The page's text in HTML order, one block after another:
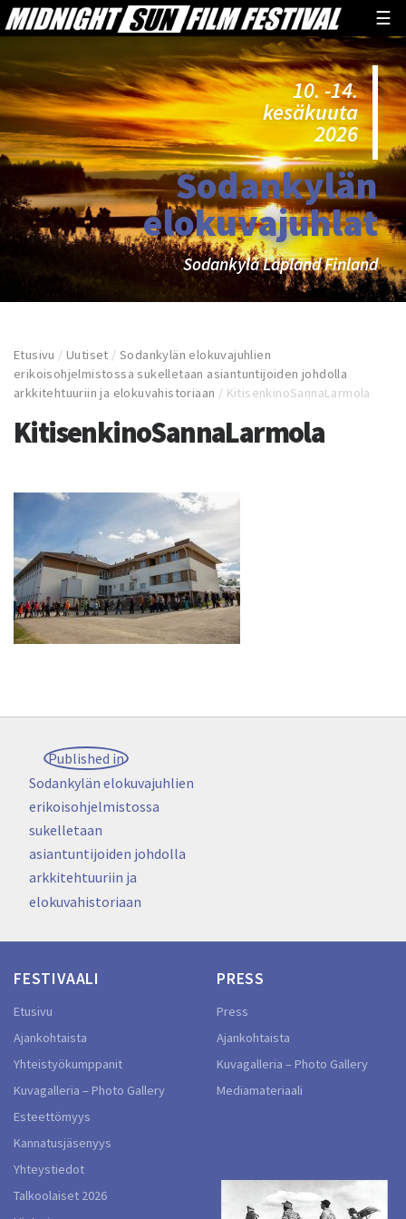
☰
10. -14.
kesäkuuta
2026
Sodankylän
elokuvajuhlat
Sodankylä Lapland Finland
Etusivu /Uutiset /Sodankylän elokuvajuhlien
erikoisohjelmistossa sukelletaan asiantuntijoiden johdolla
arkkitehtuuriin ja elokuvahistoriaan / KitisenkinoSannaLarmola
KitisenkinoSannaLarmola
Artikkelien
selaus
Published in
Sodankylän elokuvajuhlien
erikoisohjelmistossa
sukelletaan
asiantuntijoiden johdolla
arkkitehtuuriin ja
elokuvahistoriaan
FESTIVAALI
Etusivu
Ajankohtaista
Yhteistyökumppanit
Kuvagalleria – Photo Gallery
Esteettömyys
Kannatusjäsenyys
Yhteystiedot
Talkoolaiset 2026
PRESS
Press
Ajankohtaista
Kuvagalleria – Photo Gallery
Mediamateriaali